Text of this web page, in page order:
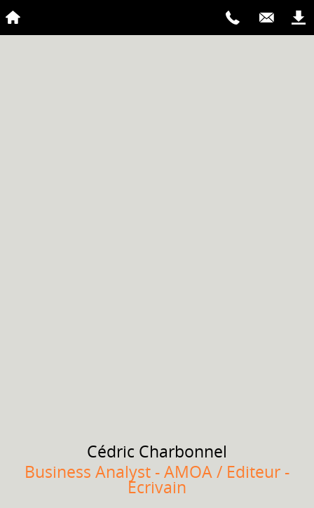
Cédric Charbonnel
Business Analyst - AMOA / Editeur -
Ecrivain